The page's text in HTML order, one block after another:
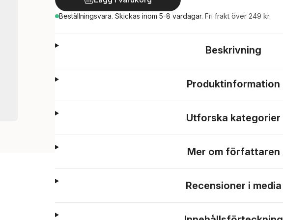
Beställningsvara. Skickas inom 5-8 vardagar. Fri frakt över 249 kr.
Beskrivning
Produktinformation
Utforska kategorier
Mer om författaren
Recensioner i media